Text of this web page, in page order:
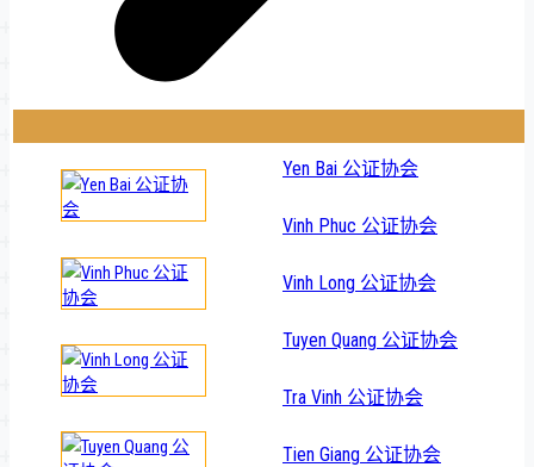
Yen Bai 公证协会
Vinh Phuc 公证协会
Vinh Long 公证协会
Tuyen Quang 公证协会
Tra Vinh 公证协会
Tien Giang 公证协会